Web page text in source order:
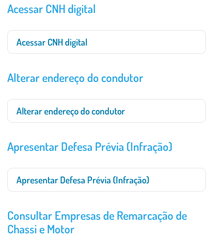
Acessar CNH digital
Acessar CNH digital
Alterar endereço do condutor
Alterar endereço do condutor
Apresentar Defesa Prévia (Infração)
Apresentar Defesa Prévia (Infração)
Consultar Empresas de Remarcação de
Chassi e Motor